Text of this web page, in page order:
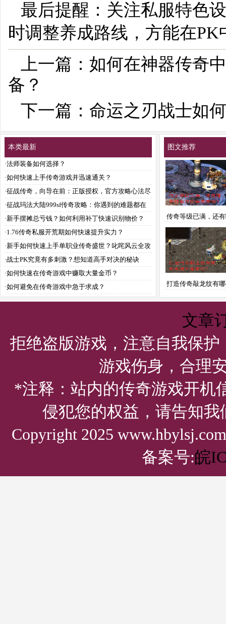
最后提醒：关注私服特色
时调整养成路线，方能在
上一篇： 如何在神器传奇
备？
下一篇： 命运之刃战士如
本类最新
·法师装备如何选择？
·如何快速上手传奇游戏并迅速通关？
·征战传奇，向导在前：正版授权，官方攻略心法尽
传？
·征战玛法大陆999sf传奇攻略：你遇到的难题都在
这儿？
·新手摆摊总亏钱？如何利用补丁快速识别物价？
·1.76传奇私服开荒期如何快速提升实力？
·新手如何快速上手单职业传奇盛世？叱咤风云全攻
略解析
·战士PK究竟有多刺激？想知道高手对决的秘诀
吗？
·如何快速在传奇游戏中赚取大量金币？
·如何避免在传奇游戏中急于求成？
图文推荐
传奇等级已满，还
藏短板需要警
打造传奇敲龙纹有
注意事项？
文章
拒绝盗版游戏，注意自我保
游戏伤身，合理
*注释：站内的传奇游戏开机
侵犯您的权益，请告知
Copyright 2025
备案号:皖